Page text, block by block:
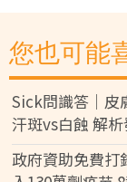
您也可能
Sick問識答｜皮
汗斑vs白蝕 解
政府資助免費打